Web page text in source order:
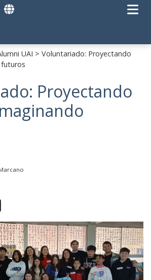
UAI > Voluntariado: Proyectando
Proyectando